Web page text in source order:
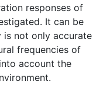
responses of
It can be
not only accurate
frequencies of
account the